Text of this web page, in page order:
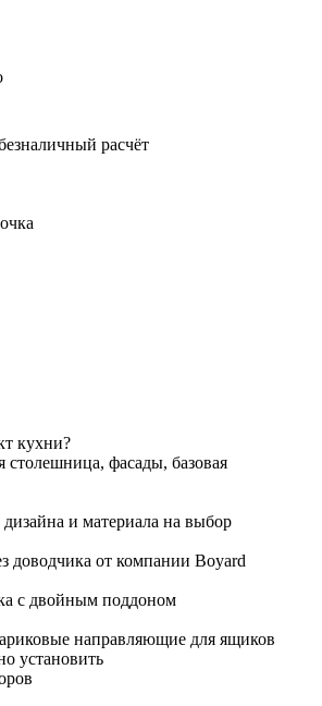
расчёт
кухни?
столешница, фасады, базовая
и материала на выбор
доводчика от компании Boyard
с двойным поддоном
направляющие для ящиков
установить